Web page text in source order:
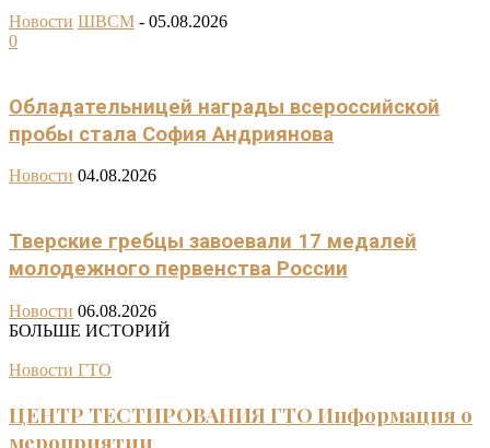
Новости ШВСМ - 05.08.2026
0
Обладательницей награды всероссийской
пробы стала София Андриянова
Новости 04.08.2026
Тверские гребцы завоевали 17 медалей
молодежного первенства России
Новости 06.08.2026
БОЛЬШЕ ИСТОРИЙ
Новости ГТО
ЦЕНТР ТЕСТИРОВАНИЯ ГТО Информация о
мероприятии